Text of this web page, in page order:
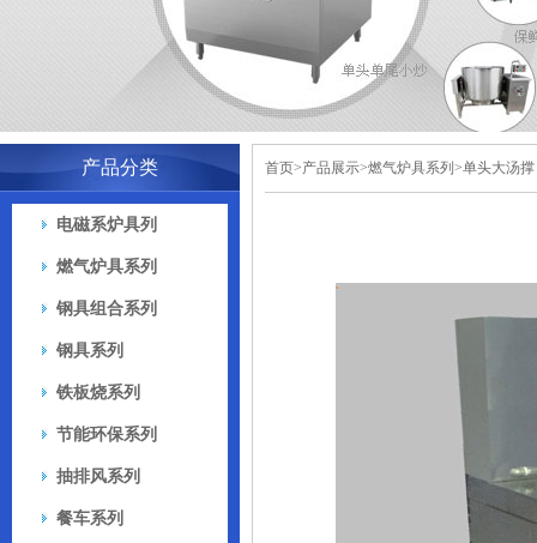
产品分类
电磁系炉具列
燃气炉具系列
钢具组合系列
钢具系列
铁板烧系列
节能环保系列
抽排风系列
餐车系列
首页>产品展示>燃气炉具系列>单头大汤撑